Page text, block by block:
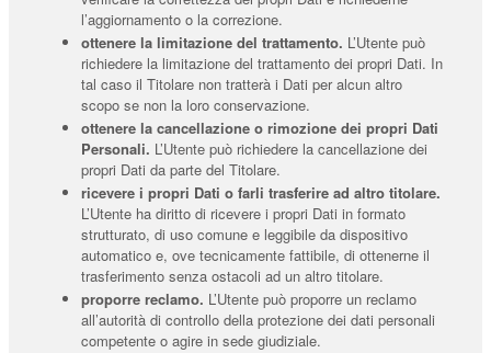
l’aggiornamento o la correzione.
ottenere la limitazione del trattamento. L’Utente può
richiedere la limitazione del trattamento dei propri Dati. In
tal caso il Titolare non tratterà i Dati per alcun altro
scopo se non la loro conservazione.
ottenere la cancellazione o rimozione dei propri Dati
Personali. L’Utente può richiedere la cancellazione dei
propri Dati da parte del Titolare.
ricevere i propri Dati o farli trasferire ad altro titolare.
L’Utente ha diritto di ricevere i propri Dati in formato
strutturato, di uso comune e leggibile da dispositivo
automatico e, ove tecnicamente fattibile, di ottenerne il
trasferimento senza ostacoli ad un altro titolare.
proporre reclamo. L’Utente può proporre un reclamo
all’autorità di controllo della protezione dei dati personali
competente o agire in sede giudiziale.